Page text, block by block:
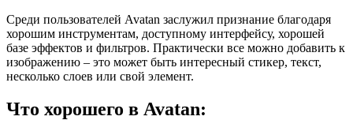
Среди пользователей Avatan заслужил признание благодаря
хорошим инструментам, доступному интерфейсу, хорошей
базе эффектов и фильтров. Практически все можно добавить к
изображению – это может быть интересный стикер, текст,
несколько слоев или свой элемент.
Что хорошего в Avatan: